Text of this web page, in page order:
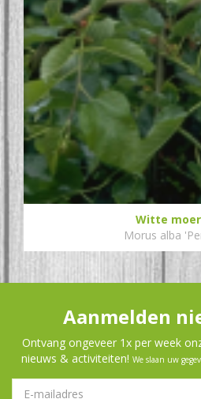
Witte
Morus alba
Aanmelden
Ontvang ongeveer 1x per week
nieuws & activiteiten! We slaan uw